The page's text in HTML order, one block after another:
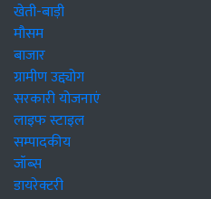
खेती-बाड़ी
मौसम
बाजार
ग्रामीण उद्द्योग
सरकारी योजनाएं
लाइफ स्टाइल
सम्पादकीय
जॉब्स
डायरेक्टरी